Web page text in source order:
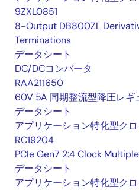
9ZXL0851
8-Output DB800ZL
Terminations
データシート
DC/DCコンバータ
RAA211650
60V 5A 同期整流型降圧レギ
データシート
アプリケーション特化型クロ
RC19204
PCIe Gen7 2:4 Clock
データシート
アプリケーション特化型クロ